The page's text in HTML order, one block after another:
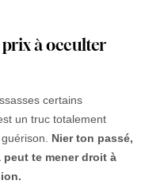
à occulter
certains
un truc totalement
Nier ton passé,
peut te mener droit à